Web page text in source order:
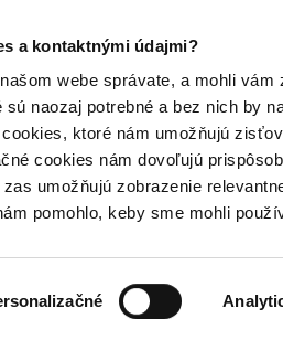
a kontaktnými údajmi?
webe správate, a mohli
naozaj potrebné a bez nich by
ktoré nám umožňujú
cookies nám dovoľujú
umožňujú zobrazenie
pomohlo, keby sme mohli